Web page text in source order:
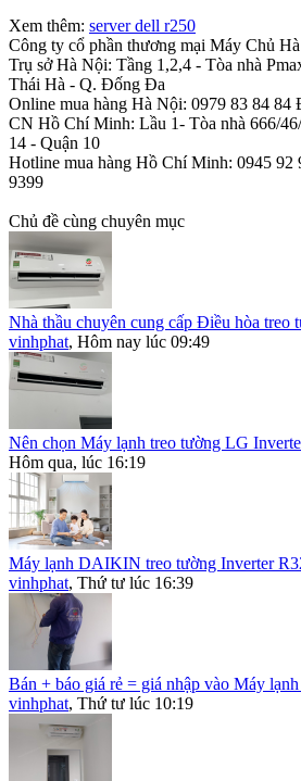
Xem thêm: server dell r250
Công ty cổ phần thương mại Máy Chủ
Trụ sở Hà Nội: Tầng 1,2,4 - Tòa nhà
Thái Hà - Q. Đống Đa
Online mua hàng Hà Nội: 0979 83 84 84
CN Hồ Chí Minh: Lầu 1- Tòa nhà 666/
14 - Quận 10
Hotline mua hàng Hồ Chí Minh: 0945
9399
Chủ đề cùng chuyên mục
Nhà thầu chuyên cung cấp Điều hòa treo
vinhphat, Hôm nay lúc 09:49
Nên chọn Máy lạnh treo tường LG
Hôm qua, lúc 16:19
Máy lạnh DAIKIN treo tường Inverter
vinhphat, Thứ tư lúc 16:39
Bán + báo giá rẻ = giá nhập vào Máy
vinhphat, Thứ tư lúc 10:19